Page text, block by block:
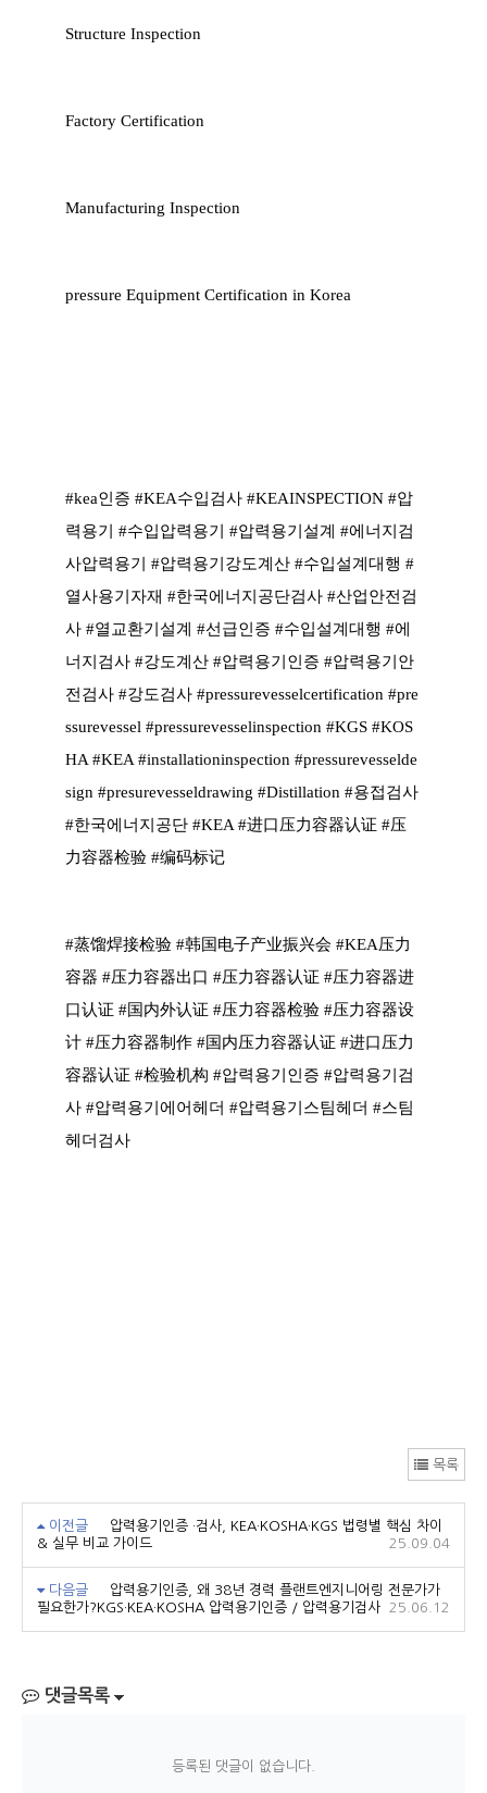
Structure Inspection
Factory Certification
Manufacturing Inspection
pressure Equipment Certification in Korea
#kea인증 #KEA수입검사 #KEAINSPECTION #압
력용기 #수입압력용기 #압력용기설계 #에너지검
사압력용기 #압력용기강도계산 #수입설계대행 #
열사용기자재 #한국에너지공단검사 #산업안전검
사 #열교환기설계 #선급인증 #수입설계대행 #에
너지검사 #강도계산 #압력용기인증 #압력용기안
전검사 #강도검사 #pressurevesselcertification #pre
ssurevessel #pressurevesselinspection #KGS #KOS
HA #KEA #installationinspection #pressurevesselde
sign #presurevesseldrawing #Distillation #용접검사
#한국에너지공단 #KEA #进口压力容器认证 #压
力容器检验 #编码标记
#蒸馏焊接检验 #韩国电子产业振兴会 #KEA压力
容器 #压力容器出口 #压力容器认证 #压力容器进
口认证 #国内外认证 #压力容器检验 #压力容器设
计 #压力容器制作 #国内压力容器认证 #进口压力
容器认证 #检验机构 #압력용기인증 #압력용기검
사 #압력용기에어헤더 #압력용기스팀헤더 #스팀
헤더검사
목록
이전글
압력용기인증 ·검사, KEA·KOSHA·KGS 법령별 핵심 차이
& 실무 비교 가이드
25.09.04
다음글
압력용기인증, 왜 38년 경력 플랜트엔지니어링 전문가가
필요한가?KGS·KEA·KOSHA 압력용기인증 / 압력용기검사
25.06.12
댓글목록
등록된 댓글이 없습니다.